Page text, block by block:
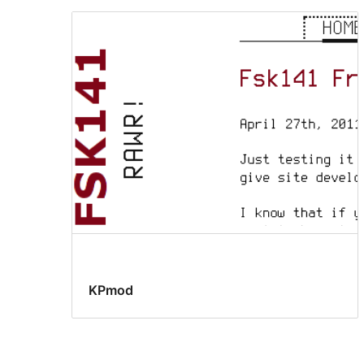
KPmod